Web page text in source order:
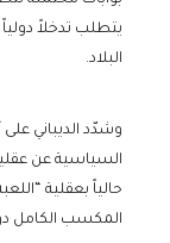
يتطلب تدخلاً
البلاد.
وشدّد الديباني
السياسية عن
حالياً بعقلية
المكسب الكامل